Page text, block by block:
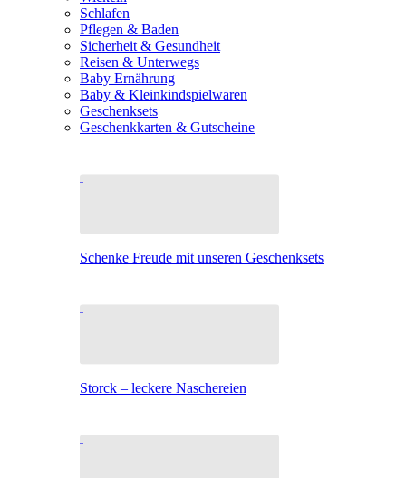
Schlafen
Pflegen & Baden
Sicherheit & Gesundheit
Reisen & Unterwegs
Baby Ernährung
Baby & Kleinkindspielwaren
Geschenksets
Geschenkkarten & Gutscheine
Schenke Freude mit unseren Geschenksets
Storck – leckere Naschereien